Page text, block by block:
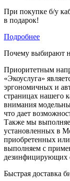
При покупке б/у
в подарок!
Подробнее
Почему выбирают
Приоритетным
«Экоуслуга»
эргономичных и
страницах нашего
внимания
что дает
Также мы
установленных в
приобретенных
выполняем с
дезинфицирующих
Быстрая доставка